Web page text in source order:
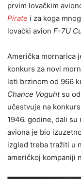
prvim lovačkim
Pirate i za koga
lovački avion F-7U
Američka mornarica
konkurs za novi
leti brzinom od 966
Chance Voguhtsu
učestvuje na
1946. godine, dali su
aviona je bio
izgled treba tražiti u
američkoj kompaniji